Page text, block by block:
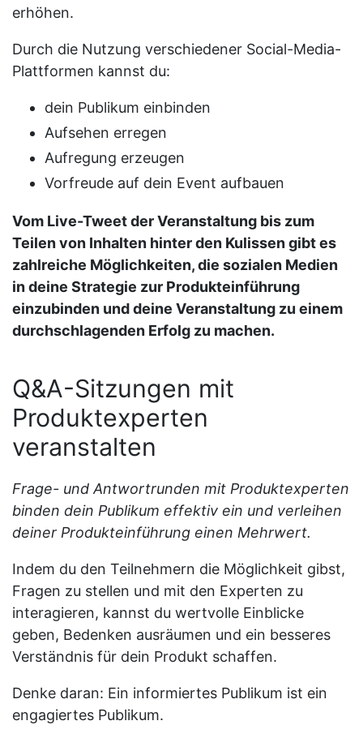
erhöhen.
Durch die Nutzung verschiedener Social-Media-
Plattformen kannst du:
dein Publikum einbinden
Aufsehen erregen
Aufregung erzeugen
Vorfreude auf dein Event aufbauen
Vom Live-Tweet der Veranstaltung bis zum
Teilen von Inhalten hinter den Kulissen gibt es
zahlreiche Möglichkeiten, die sozialen Medien
in deine Strategie zur Produkteinführung
einzubinden und deine Veranstaltung zu einem
durchschlagenden Erfolg zu machen.
Q&A-Sitzungen mit
Produktexperten
veranstalten
Frage- und Antwortrunden mit Produktexperten
binden dein Publikum effektiv ein und verleihen
deiner Produkteinführung einen Mehrwert.
Indem du den Teilnehmern die Möglichkeit gibst,
Fragen zu stellen und mit den Experten zu
interagieren, kannst du wertvolle Einblicke
geben, Bedenken ausräumen und ein besseres
Verständnis für dein Produkt schaffen.
Denke daran: Ein informiertes Publikum ist ein
engagiertes Publikum.